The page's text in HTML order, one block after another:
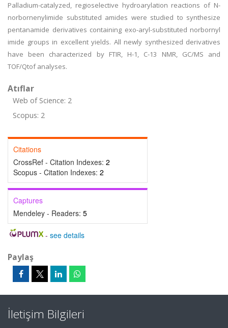
Palladium-catalyzed, regioselective hydroarylation reactions of N-
norbornenylimide substituted amides were studied to synthesize
pentanamide derivatives containing exo-aryl-substituted norbornyl
imide groups in excellent yields. All newly synthesized derivatives
have been characterized by FTIR, H-1, C-13 NMR, GC/MS and
TOF/Qtof analyses.
Atıflar
Web of Science: 2
Scopus: 2
Citations
CrossRef - Citation Indexes: 2
Scopus - Citation Indexes: 2
Captures
Mendeley - Readers: 5
- see details
Paylaş
İletişim Bilgileri